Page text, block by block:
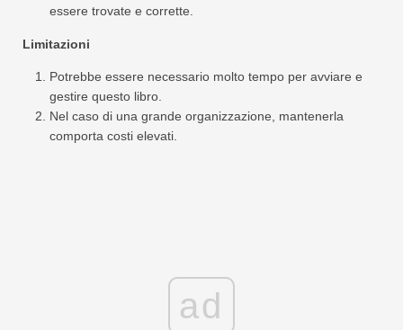
essere trovate e corrette.
Limitazioni
Potrebbe essere necessario molto tempo per avviare e
gestire questo libro.
Nel caso di una grande organizzazione, mantenerla
comporta costi elevati.
ad